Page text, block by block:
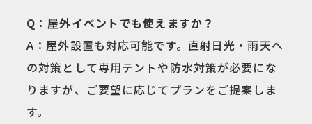
Q：屋外イベントでも使えますか？
A：屋外設置も対応可能です。直射日光・雨天へ
の対策として専用テントや防水対策が必要にな
りますが、ご要望に応じてプランをご提案しま
す。